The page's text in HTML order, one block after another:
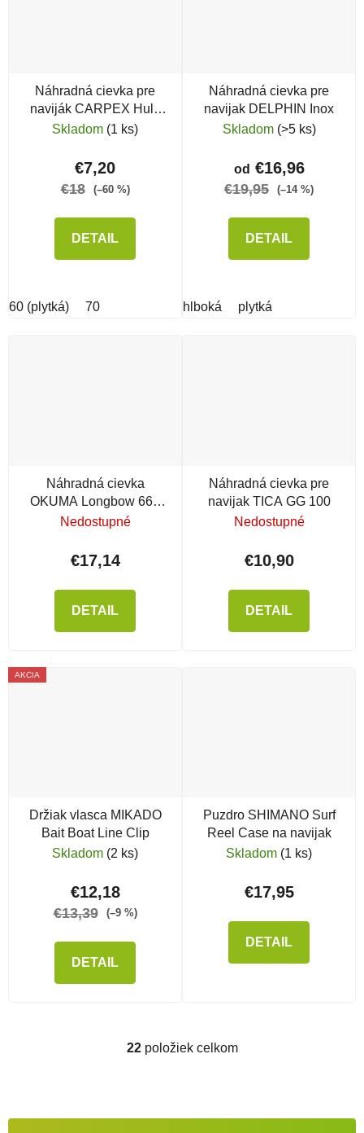
Náhradná cievka pre
naviják CARPEX Hulk
QD
Skladom (1 ks)
€7,20
€18 (–60 %)
DETAIL
60 (plytká) 70
Náhradná cievka pre
navijak DELPHIN Inox
Skladom (>5 ks)
od €16,96
€19,95 (–14 %)
DETAIL
hlboká plytká
Náhradná cievka
OKUMA Longbow 660
Regular
Nedostupné
€17,14
DETAIL
Náhradná cievka pre
navijak TICA GG 100
Nedostupné
€10,90
DETAIL
AKCIA
Držiak vlasca MIKADO
Bait Boat Line Clip
Skladom (2 ks)
€12,18
€13,39 (–9 %)
DETAIL
Puzdro SHIMANO Surf
Reel Case na navijak
Skladom (1 ks)
€17,95
DETAIL
Ovládacie prvky výpisu
22položiek celkom